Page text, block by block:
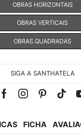
OBRAS HORIZONTAIS
OBRAS VERTICAIS
OBRAS QUADRADAS
SIGA A SANTHATELA
Facebook
InstagramTik-
FICHA